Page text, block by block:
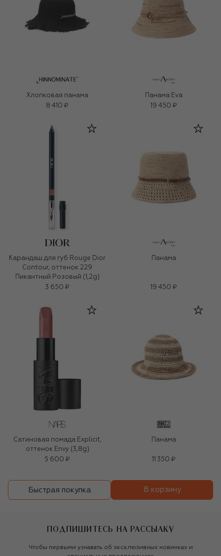
Хлопковая панама
8 410 ₽
Панама Eva
19 450 ₽
Карандаш для губ Rouge Dior
Contour, оттенок 229
Пикантный Розовый (1,2g)
3 650 ₽
Панама
19 450 ₽
Сатиновая помада Explicit,
оттенок Envy (3,8g)
5 600 ₽
Панама
11 350 ₽
Быстрая покупка В корзину
ПОДПИШИТЕСЬ НА РАССЫЛКУ
Чтобы первыми узнавать об эксклюзивных новинках и